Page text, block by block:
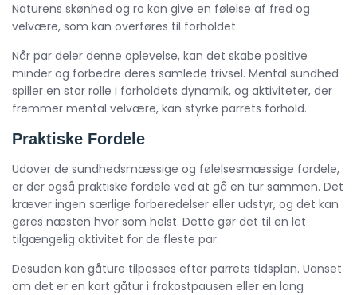
Naturens skønhed og ro kan give en følelse af fred og
velvære, som kan overføres til forholdet.
Når par deler denne oplevelse, kan det skabe positive
minder og forbedre deres samlede trivsel. Mental sundhed
spiller en stor rolle i forholdets dynamik, og aktiviteter, der
fremmer mental velvære, kan styrke parrets forhold.
Praktiske Fordele
Udover de sundhedsmæssige og følelsesmæssige fordele,
er der også praktiske fordele ved at gå en tur sammen. Det
kræver ingen særlige forberedelser eller udstyr, og det kan
gøres næsten hvor som helst. Dette gør det til en let
tilgængelig aktivitet for de fleste par.
Desuden kan gåture tilpasses efter parrets tidsplan. Uanset
om det er en kort gåtur i frokostpausen eller en lang